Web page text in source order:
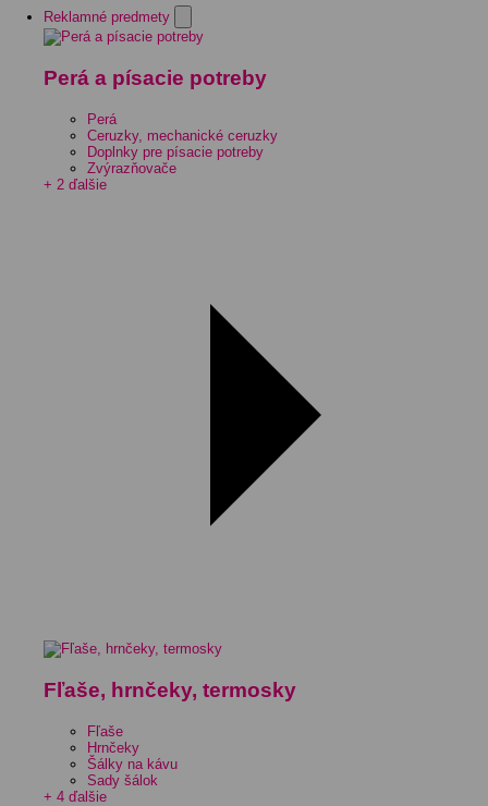
Reklamné predmety
Perá a písacie potreby
Perá
Ceruzky, mechanické ceruzky
Doplnky pre písacie potreby
Zvýrazňovače
+ 2 ďalšie
Fľaše, hrnčeky, termosky
Fľaše
Hrnčeky
Šálky na kávu
Sady šálok
+ 4 ďalšie